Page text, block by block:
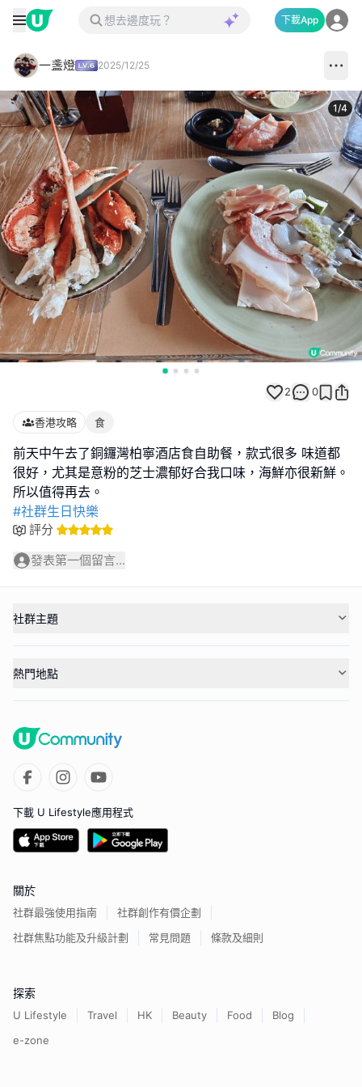
下載App
一盞燈 2025/12/25
1/4
2 0
香港攻略 食
前天中午去了銅鑼灣柏寧酒店食自助餐，款式很多 味道都
很好，尤其是意粉的芝士濃郁好合我口味，海鮮亦很新鮮。
#社群生日快樂
評分
發表第一個留言...
社群主題
熱門地點
下載 U Lifestyle應用程式
關於
社群最強使用指南
社群創作有價企劃
社群焦點功能及升級計劃
常見問題 條款及細則
探索
U Lifestyle Travel HK Beauty Food
Blog
e-zone